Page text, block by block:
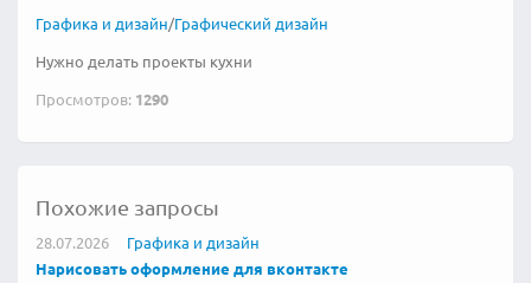
Графика и дизайн/Графический дизайн
Нужно делать проекты кухни
Просмотров: 1290
Похожие запросы
28.07.2026
Графика и дизайн
Нарисовать оформление для вконтакте